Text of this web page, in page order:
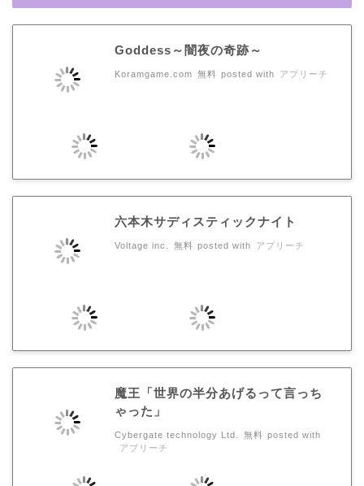
Goddess～闇夜の奇跡～
Koramgame.com 無料 posted with アプリーチ
六本木サディスティックナイト
Voltage inc. 無料 posted with アプリーチ
魔王「世界の半分あげるって言っち
ゃった」
Cybergate technology Ltd. 無料 posted with
アプリーチ